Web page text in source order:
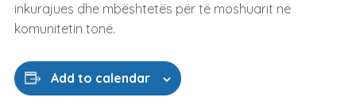
inkurajues dhe mbështetës për të moshuarit në
komunitetin tonë.
Add to calendar